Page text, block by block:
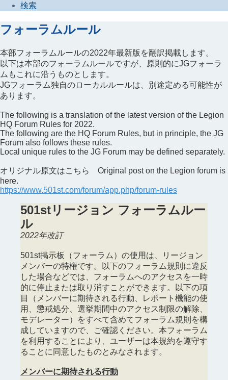
検索
フォーラムルール
本部フォーラムルールの2022年最新版を翻訳掲載します。
以下は本部のフォーラムルールですが、原則的にJGフォーラ
ムもこれに沿うものとします。
JGフォーラム独自のローカルルールは、別途定める可能性が
あります。
The following is a translation of the latest version of the Legion
HQ Forum Rules for 2022.
The following are the HQ Forum Rules, but in principle, the JG
Forum also follows these rules.
Local unique rules to the JG Forum may be defined separately.
オリジナル原文はこちら Original post on the Legion forum is
here.
https://www.501st.com/forum/app.php/forum-rules
501stリージョン フォーラムルー
ル
2022年改訂
501st掲示板（フォーラム）の使用は、リージョン
メンバーの特権です。以下のフォーラム規則に違反
した場合などでは、フォーラムへのアクセスを一時
的に停止または取り消すことができます。以下の項
目（メンバーに期待される行動、レポート機能の使
用、懲戒処分、選挙期間中のアクセス制限の解除、
モデレーター）をすべて含めてフォーラム規則を構
成していますので、ご確認ください。本フォーラム
を利用することにより、ユーザーは本規約を遵守す
ることに同意したものとみなされます。
メンバーに期待される行動